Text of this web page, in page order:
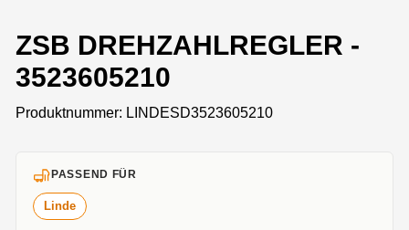
ZSB DREHZAHLREGLER -
3523605210
Produktnummer: LINDESD3523605210
PASSEND FÜR
Linde